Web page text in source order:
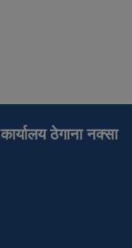
कार्यालय ठेगाना नक्सा